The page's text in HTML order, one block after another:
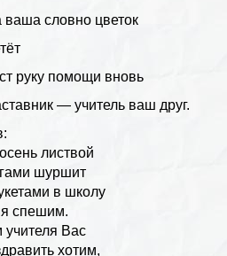
словно цветок
руку помощи вновь
— учитель ваш друг.
листвой
шуршит
в школу
спешим.
Вас
хотим,